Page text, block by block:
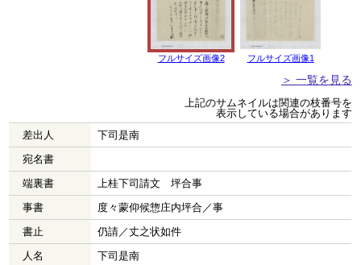
フルサイズ画像2 フルサイズ画像1
＞ 一覧を見る
上記のサムネイルは関連の枝番号を
表示している場合があります
差出人
下司是南
宛名書
端裏書
上桂下司請文 坪合事
事書
度々蒙仰候惣庄内坪合／事
書止
仍請／丈之状如件
人名
下司是南